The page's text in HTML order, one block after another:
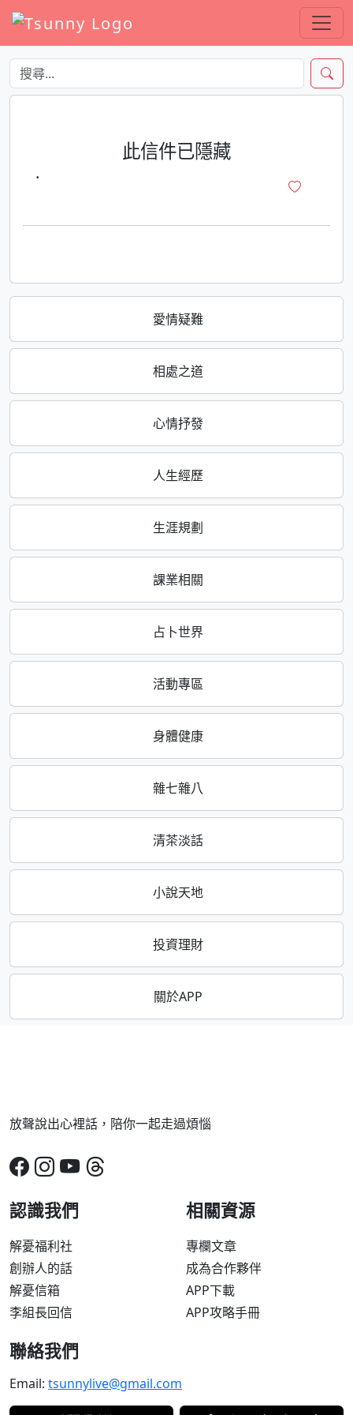
愛情疑難
相處之道
心情抒發
人生經歷
生涯規劃
課業相關
占卜世界
活動專區
身體健康
雜七雜八
清茶淡話
小說天地
投資理財
關於APP
此信件已隱藏
·
放聲說出心裡話，陪你一起走過煩惱
認識我們
解憂福利社
創辦人的話
解憂信箱
李組長回信
相關資源
專欄文章
成為合作夥伴
APP下載
APP攻略手冊
聯絡我們
Email: tsunnylive@gmail.com